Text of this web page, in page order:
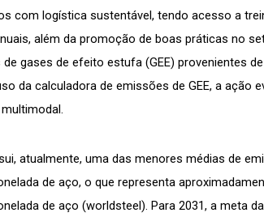
com logística sustentável, tendo acesso a
além da promoção de boas práticas no
gases de efeito estufa (GEE) provenientes
da calculadora de emissões de GEE, a ação
atualmente, uma das menores médias de
de aço, o que representa
de aço (worldsteel). Para 2031, a meta